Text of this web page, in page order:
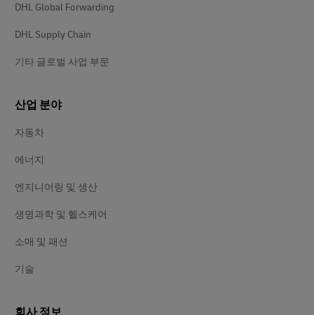
DHL Global Forwarding
DHL Supply Chain
기타 글로벌 사업 부문
산업 분야
자동차
에너지
엔지니어링 및 생산
생명과학 및 헬스케어
소매 및 패션
기술
회사 정보